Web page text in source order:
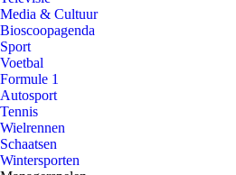
Media & Cultuur
Bioscoopagenda
Sport
Voetbal
Formule 1
Autosport
Tennis
Wielrennen
Schaatsen
Wintersporten